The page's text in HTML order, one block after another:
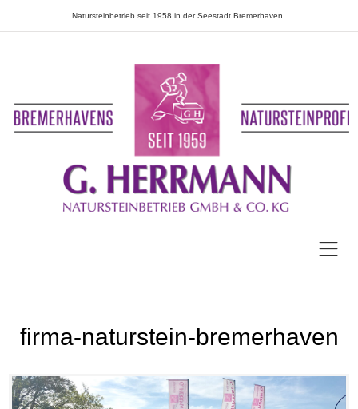
Natursteinbetrieb seit 1958 in der Seestadt Bremerhaven
firma-naturstein-bremerhaven